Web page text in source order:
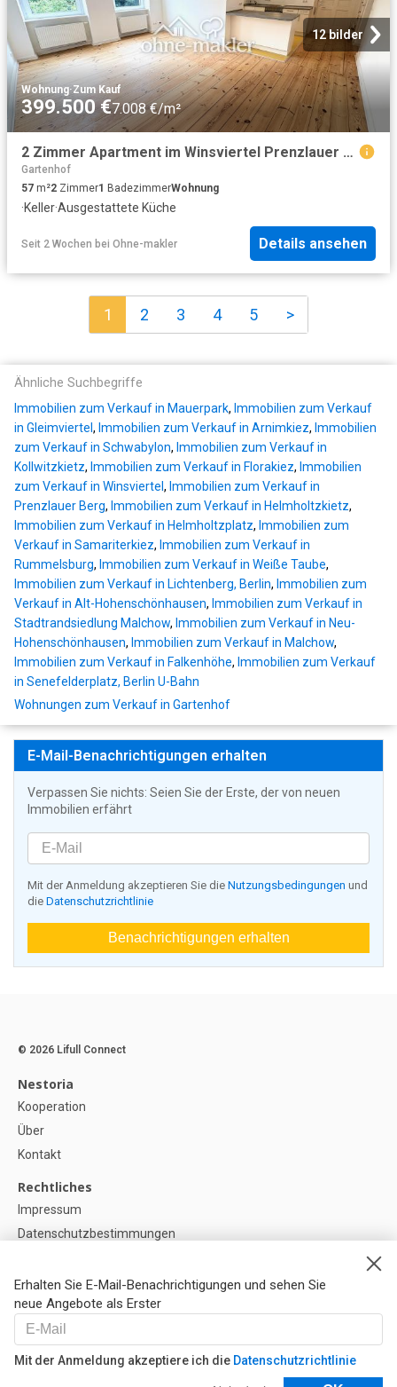
12 bilder
Wohnung·Zum Kauf
399.500 €7.008 €/m²
2 Zimmer Apartment im Winsviertel Prenzlauer Berg bezugsfrei!
Gartenhof
57 m²2 Zimmer1 BadezimmerWohnung
·Keller·Ausgestattete Küche
Seit 2 Wochen bei Ohne-makler Details ansehen
1 2 3 4 5 >
Ähnliche Suchbegriffe
Immobilien zum Verkauf in Mauerpark, Immobilien zum Verkauf
in Gleimviertel , Immobilien zum Verkauf in Arnimkiez, Immobilien
zum Verkauf in Schwabylon, Immobilien zum Verkauf in
Kollwitzkietz, Immobilien zum Verkauf in Florakiez, Immobilien
zum Verkauf in Winsviertel , Immobilien zum Verkauf in
Prenzlauer Berg, Immobilien zum Verkauf in Helmholtzkietz,
Immobilien zum Verkauf in Helmholtzplatz, Immobilien zum
Verkauf in Samariterkiez, Immobilien zum Verkauf in
Rummelsburg, Immobilien zum Verkauf in Weiße Taube,
Immobilien zum Verkauf in Lichtenberg, Berlin, Immobilien zum
Verkauf in Alt-Hohenschönhausen, Immobilien zum Verkauf in
Stadtrandsiedlung Malchow, Immobilien zum Verkauf in Neu-
Hohenschönhausen, Immobilien zum Verkauf in Malchow,
Immobilien zum Verkauf in Falkenhöhe, Immobilien zum Verkauf
in Senefelderplatz, Berlin U-Bahn
Wohnungen zum Verkauf in Gartenhof
E-Mail-Benachrichtigungen erhalten
Verpassen Sie nichts: Seien Sie der Erste, der von neuen
Immobilien erfährt
Mit der Anmeldung akzeptieren Sie die Nutzungsbedingungen und
die Datenschutzrichtlinie
Benachrichtigungen erhalten
Erhalten Sie E-Mail-Benachrichtigungen und sehen Sie
neue Angebote als Erster
Mit der Anmeldung akzeptiere ich die Datenschutzrichtlinie
© 2026 Lifull Connect
Nestoria
Kooperation
Über
Kontakt
Rechtliches
Impressum
Datenschutzbestimmungen
Cookie-Einstellunge
Hilfe
FAQ
Unsere Partner